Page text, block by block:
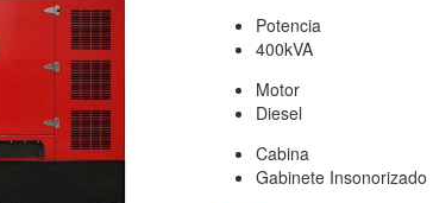
Potencia
400kVA
Motor
Diesel
Cabina
Gabinete Insonorizado